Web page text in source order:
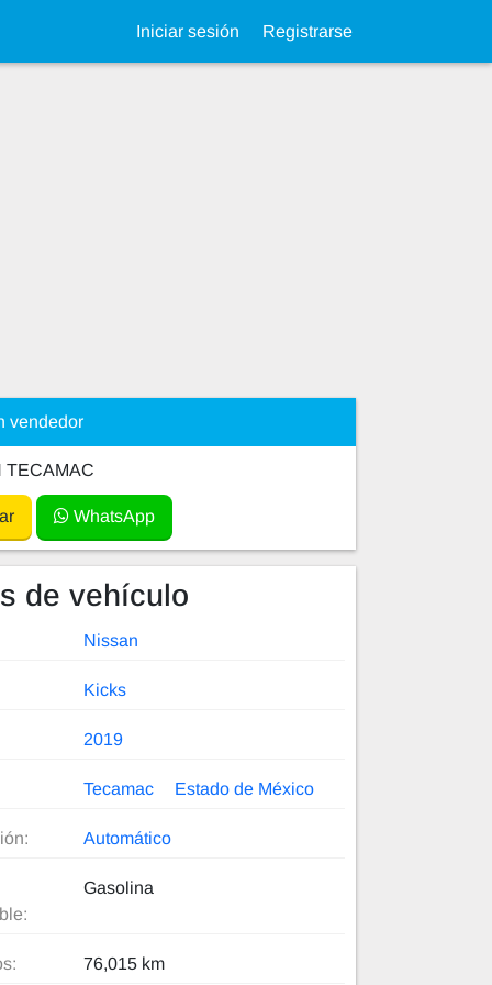
Iniciar sesión Registrarse
vendedor
TECAMAC
WhatsApp
de vehículo
Nissan
Kicks
2019
Tecamac Estado de México
Automático
Gasolina
76,015 km